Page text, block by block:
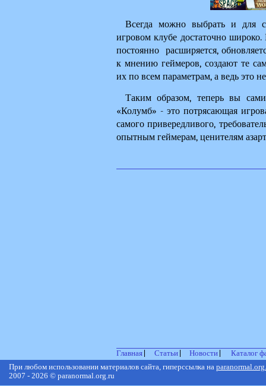
Всегда можно выбрать и для
игровом клубе достаточно широко.
постоянно  расширяется,
к мнению геймеров, создают те
их по всем параметрам, а ведь это
Таким образом, теперь вы
«Колумб» - это потрясающая
самого привередливого,
опытным геймерам, ценителям
Главная Статьи Новости
Каталог
При любом использовании материалов сайта, гиперссылка на
2007 - 2026 © paranormal.org.ru